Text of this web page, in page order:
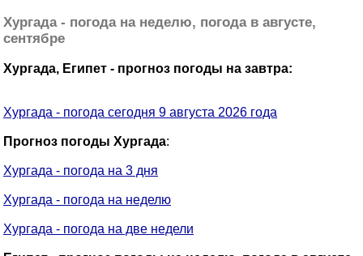
Хургада - погода на неделю, погода в августе,
сентябре
Хургада, Египет - прогноз погоды на завтра:
Хургада - погода сегодня 9 августа 2026 года
Прогноз погоды Хургада:
Хургада - погода на 3 дня
Хургада - погода на неделю
Хургада - погода на две недели